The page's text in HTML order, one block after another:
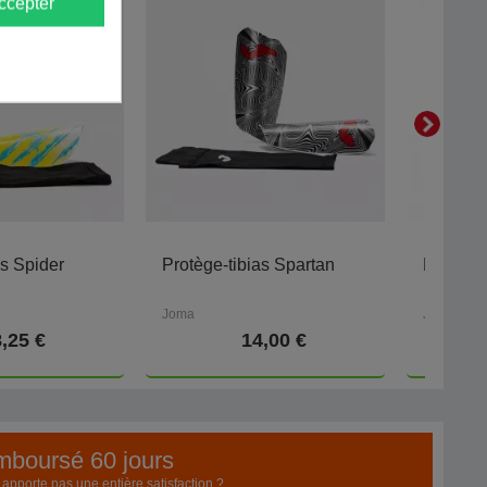
Spider
€
Protège-tibias Spartan
Joma
14,00 €
Joma
60 jours
pas une entière satisfaction ?